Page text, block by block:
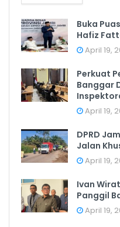
Buka
Hafiz
April 19,
Perkuat
Banggar
April 19,
DPRD
Jalan
April 19,
Ivan
Panggil
April 19,